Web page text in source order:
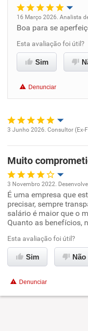
Oportunidade de
Ambiente de
Benefícios
Recomenda
16 Março 2026. Analista
Boa para se
Esta avaliação foi útil?
Sim
Denunciar
Ambiente de trabalho
Benefícios
Recomenda esta
3 Junho 2026. Consultor (Ex-
Muito
Oportunidade de
Ambiente de trabalho
Conciliação com a vida
Benefícios
3 Novembro 2022.
É uma empresa que
precisar, sempre
salário é maior que o
Quanto as benefícios,
Esta avaliação foi útil?
Sim Não
Denunciar